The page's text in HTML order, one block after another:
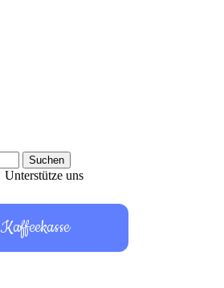
Unterstütze uns
Kaffeekasse